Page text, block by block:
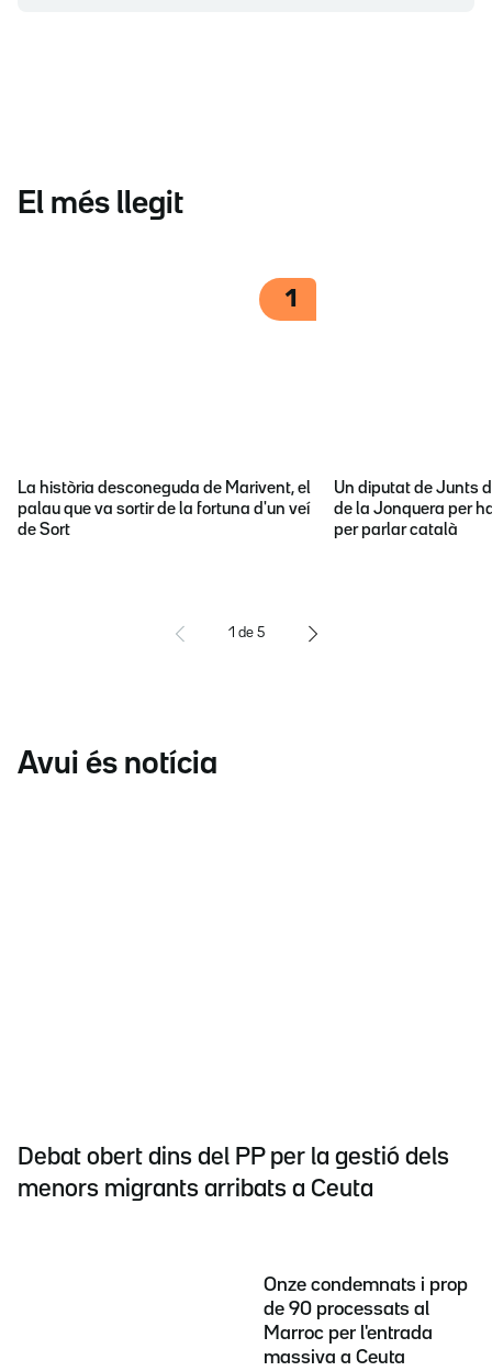
El més llegit
1
La història desconeguda de Marivent, el
palau que va sortir de la fortuna d'un veí
de Sort
Un diputat de Junts
de la Jonquera per
per parlar català
1 de 5
Avui és notícia
Debat obert dins del PP per la gestió dels
menors migrants arribats a Ceuta
Onze condemnats i prop
de 90 processats al
Marroc per l'entrada
massiva a Ceuta